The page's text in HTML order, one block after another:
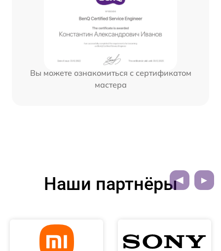
Вы можете ознакомиться с сертификатом
мастера
Наши партнёры